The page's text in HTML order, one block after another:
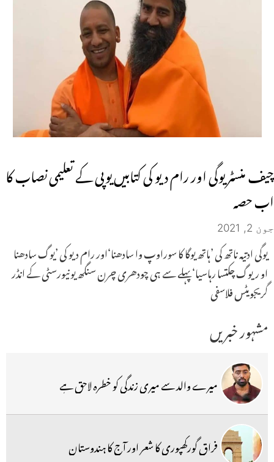
چیف منسٹر یوگی اور رام دیو کی کتابیں یوپی کے تعلیمی نصاب کا
اب حصہ
جون 2, 2021
یوگی ادتیہ ناتھ کی ’ہاتھ یوگا کا سوراوپ وا سادھنا‘اور رام دیو کی ’یوگ سادھنا
او ریوگ چکتسا رہاسیا‘ پہلے سے ہی چودھری چرن سنگھ یونیورسٹی کے انڈر
گریجویٹس فلاسفی
مشہور خبریں
میرے والد سے میری زندگی کو خطرہ لاحق ہے
فراق گورکھپوری کا شعر اور آج کا ہندوستان